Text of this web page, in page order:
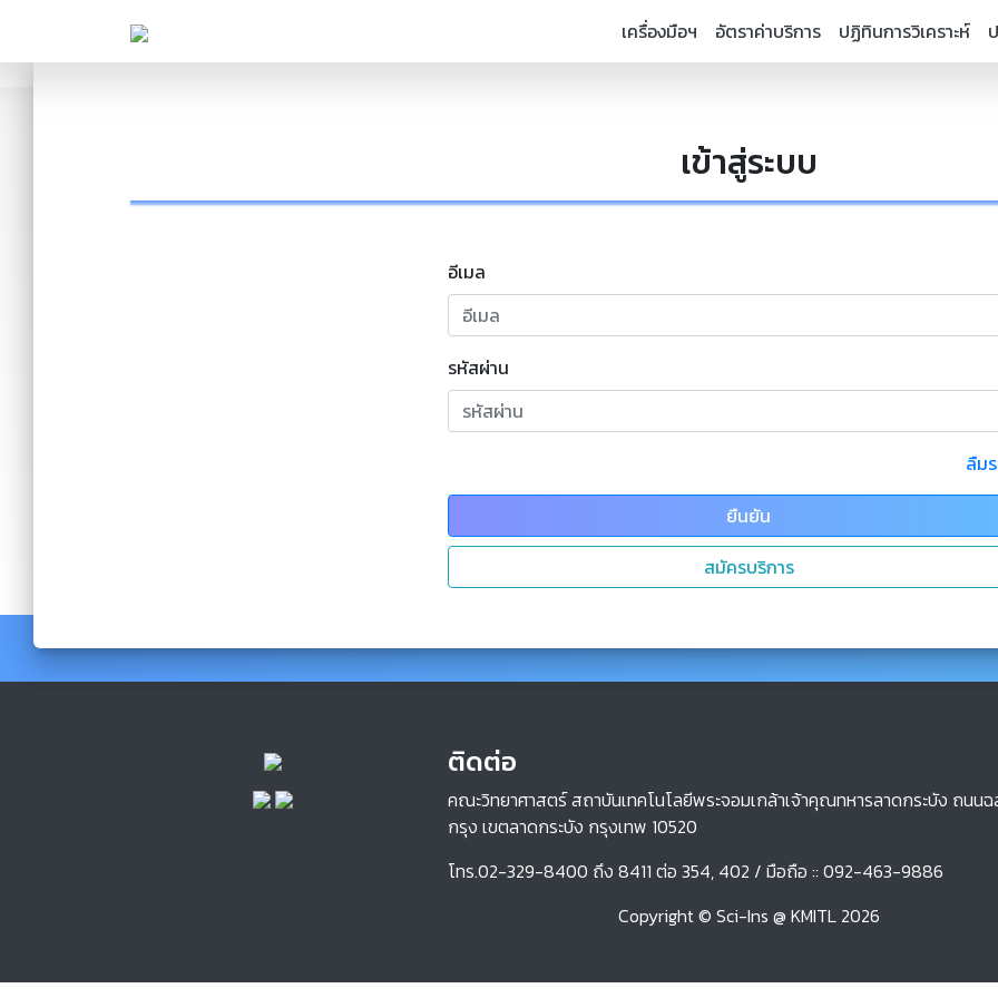
เครื่องมือฯ อัตราค่าบริการ ปฏิทินการวิเคราะห์
เข้าสู่ระบบ
อีเมล
รหัสผ่าน
ลืม
ยืนยัน
สมัครบริการ
ติดต่อ
คณะวิทยาศาสตร์ สถาบันเทคโนโลยีพระจอมเกล้าเจ้าคุณทหารลาดกระบัง ถนน
กรุง เขตลาดกระบัง กรุงเทพ 10520
โทร.02-329-8400 ถึง 8411 ต่อ 354, 402 / มือถือ :: 092-463-9886
Copyright © Sci-Ins @ KMITL 2026